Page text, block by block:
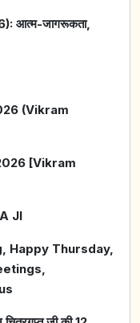
आत्म-जागरूकता,
(Vikram
[Vikram
JI
Happy Thursday,